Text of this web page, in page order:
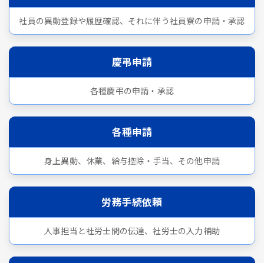
社員の異動登録や履歴確認、それに伴う社員寮の申請・承認
慶弔申請
各種慶弔の申請・承認
各種申請
身上異動、休業、給与控除・手当、その他申請
労務手続依頼
人事担当と社労士間の伝達、社労士の入力補助